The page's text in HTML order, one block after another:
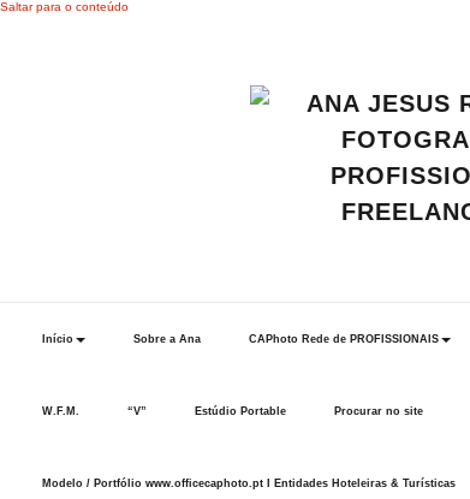
Saltar para o conteúdo
Início Sobre a Ana CAPhoto Rede de PROFISSIONAIS
W.F.M. “V” Estúdio Portable Procurar no site
Modelo / Portfólio www.officecaphoto.pt I Entidades Hoteleiras & Turísticas